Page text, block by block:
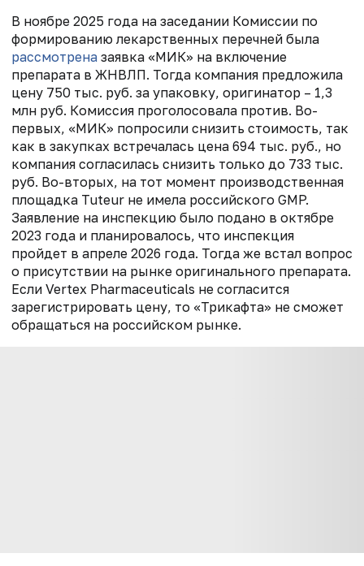
В ноябре 2025 года на заседании Комиссии по
формированию лекарственных перечней была
рассмотрена заявка «МИК» на включение
препарата в ЖНВЛП. Тогда компания предложила
цену 750 тыс. руб. за упаковку, оригинатор – 1,3
млн руб. Комиссия проголосовала против. Во-
первых, «МИК» попросили снизить стоимость, так
как в закупках встречалась цена 694 тыс. руб., но
компания согласилась снизить только до 733 тыс.
руб. Во-вторых, на тот момент производственная
площадка Tuteur не имела российского GMP.
Заявление на инспекцию было подано в октябре
2023 года и планировалось, что инспекция
пройдет в апреле 2026 года. Тогда же встал вопрос
о присутствии на рынке оригинального препарата.
Если Vertex Pharmaceuticals не согласится
зарегистрировать цену, то «Трикафта» не сможет
обращаться на российском рынке.